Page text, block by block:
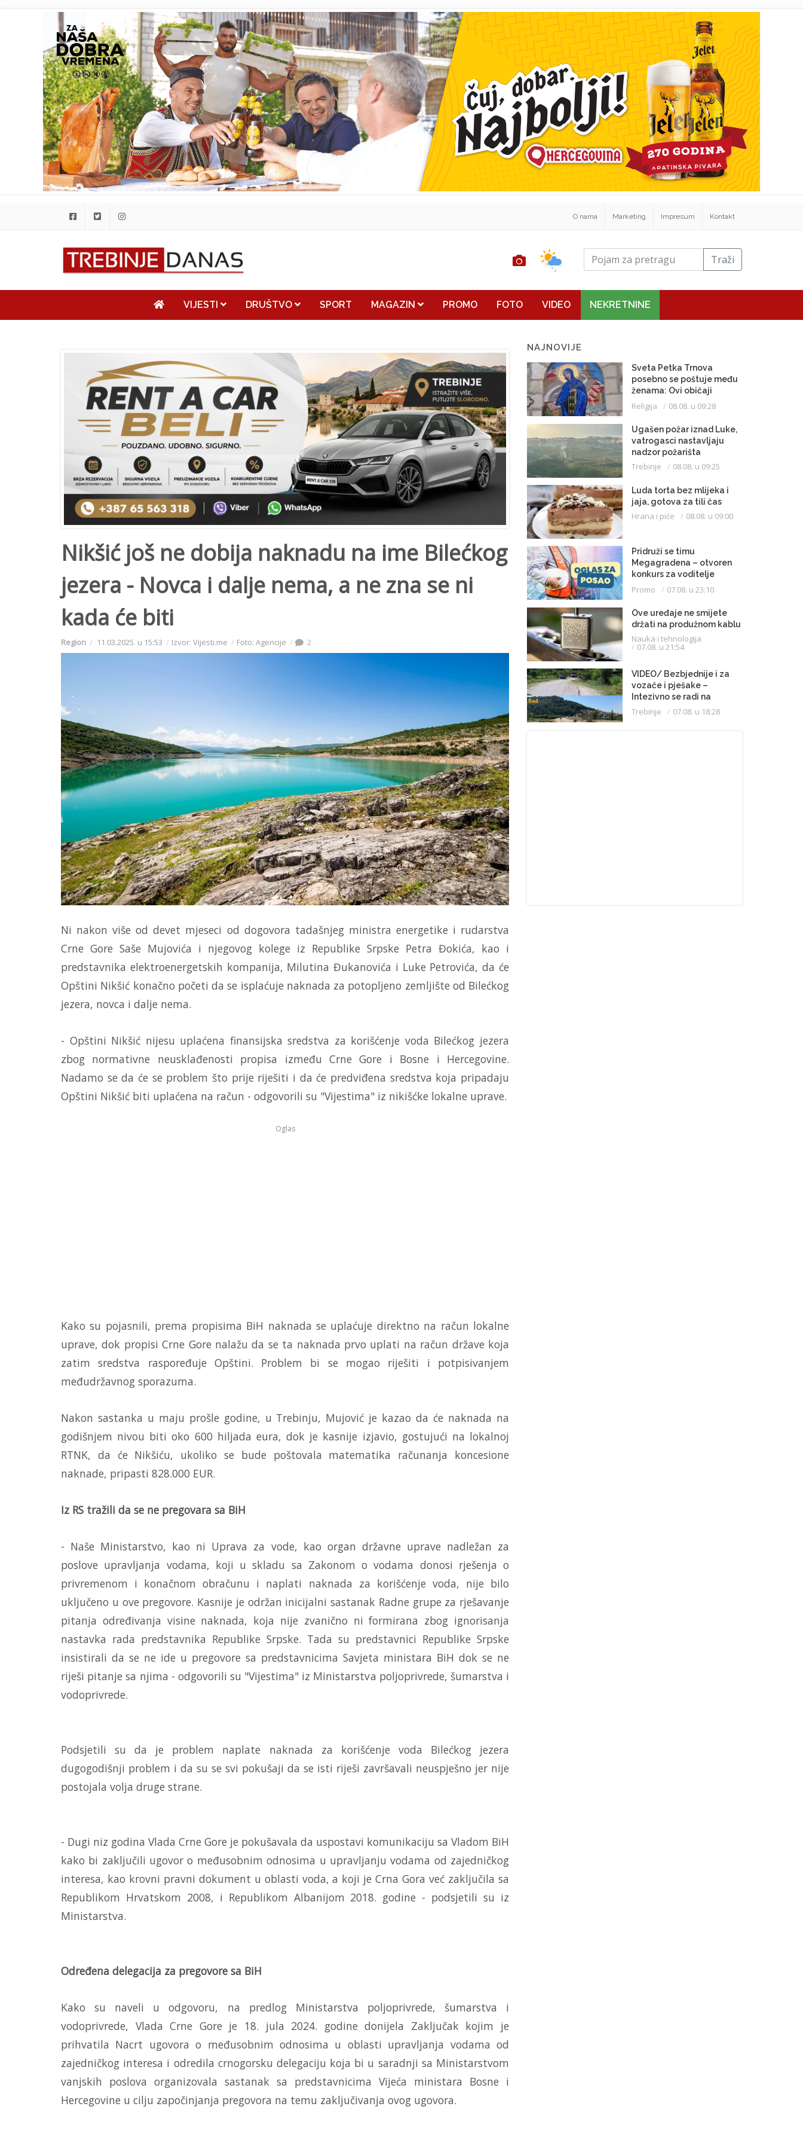
O nama Marketing Impresum Kontakt
Traži
VIJESTI DRUŠTVO SPORT MAGAZIN PROMO FOTO VIDEO NEKRETNINE
Nikšić još ne dobija naknadu na ime Bilećkog
jezera - Novca i dalje nema, a ne zna se ni
kada će biti
Region 11.03.2025. u 15:53 Izvor: Vijesti.me Foto: Agencije 2
Ni nakon više od devet mjeseci od dogovora tadašnjeg ministra energetike i rudarstva
Crne Gore Saše Mujovića i njegovog kolege iz Republike Srpske Petra Đokića, kao i
predstavnika elektroenergetskih kompanija, Milutina Đukanovića i Luke Petrovića, da će
Opštini Nikšić konačno početi da se isplaćuje naknada za potopljeno zemljište od Bilećkog
jezera, novca i dalje nema.
- Opštini Nikšić nijesu uplaćena finansijska sredstva za korišćenje voda Bilećkog jezera
zbog normativne neusklađenosti propisa između Crne Gore i Bosne i Hercegovine.
Nadamo se da će se problem što prije riješiti i da će predviđena sredstva koja pripadaju
Opštini Nikšić biti uplaćena na račun - odgovorili su "Vijestima" iz nikišćke lokalne uprave.
Oglas
Kako su pojasnili, prema propisima BiH naknada se uplaćuje direktno na račun lokalne
uprave, dok propisi Crne Gore nalažu da se ta naknada prvo uplati na račun države koja
zatim sredstva raspoređuje Opštini. Problem bi se mogao riješiti i potpisivanjem
međudržavnog sporazuma.
Nakon sastanka u maju prošle godine, u Trebinju, Mujović je kazao da će naknada na
godišnjem nivou biti oko 600 hiljada eura, dok je kasnije izjavio, gostujući na lokalnoj
RTNK, da će Nikšiću, ukoliko se bude poštovala matematika računanja koncesione
naknade, pripasti 828.000 EUR.
Iz RS tražili da se ne pregovara sa BiH
- Naše Ministarstvo, kao ni Uprava za vode, kao organ državne uprave nadležan za
poslove upravljanja vodama, koji u skladu sa Zakonom o vodama donosi rješenja o
privremenom i konačnom obračunu i naplati naknada za korišćenje voda, nije bilo
uključeno u ove pregovore. Kasnije je održan inicijalni sastanak Radne grupe za rješavanje
pitanja određivanja visine naknada, koja nije zvanično ni formirana zbog ignorisanja
nastavka rada predstavnika Republike Srpske. Tada su predstavnici Republike Srpske
insistirali da se ne ide u pregovore sa predstavnicima Savjeta ministara BiH dok se ne
riješi pitanje sa njima - odgovorili su "Vijestima" iz Ministarstva poljoprivrede, šumarstva i
vodoprivrede.
Podsjetili su da je problem naplate naknada za korišćenje voda Bilećkog jezera
dugogodišnji problem i da su se svi pokušaji da se isti riješi završavali neuspješno jer nije
postojala volja druge strane.
- Dugi niz godina Vlada Crne Gore je pokušavala da uspostavi komunikaciju sa Vladom BiH
kako bi zaključili ugovor o međusobnim odnosima u upravljanju vodama od zajedničkog
interesa, kao krovni pravni dokument u oblasti voda, a koji je Crna Gora već zaključila sa
Republikom Hrvatskom 2008, i Republikom Albanijom 2018. godine - podsjetili su iz
Ministarstva.
Određena delegacija za pregovore sa BiH
Kako su naveli u odgovoru, na predlog Ministarstva poljoprivrede, šumarstva i
vodoprivrede, Vlada Crne Gore je 18. jula 2024. godine donijela Zaključak kojim je
prihvatila Nacrt ugovora o međusobnim odnosima u oblasti upravljanja vodama od
zajedničkog interesa i odredila crnogorsku delegaciju koja bi u saradnji sa Ministarstvom
vanjskih poslova organizovala sastanak sa predstavnicima Vijeća ministara Bosne i
Hercegovine u cilju započinjanja pregovora na temu zaključivanja ovog ugovora.
NAJNOVIJE
Sveta Petka Trnova
posebno se poštuje među
ženama: Ovi običaji
vijekovima se čuvaju
Religija 08.08. u 09:28
Ugašen požar iznad Luke,
vatrogasci nastavljaju
nadzor požarišta
Trebinje 08.08. u 09:25
Luda torta bez mlijeka i
jaja, gotova za tili čas
Hrana i piće 08.08. u 09:00
Pridruži se timu
Megagradena – otvoren
konkurs za voditelje
gradilišta
Promo 07.08. u 23:10
Ove uređaje ne smijete
držati na produžnom kablu
Nauka i tehnologija
07.08. u 21:54
VIDEO/ Bezbjednije i za
vozače i pješake –
Intezivno se radi na
proširenju saobraćajnice
Trebinje 07.08. u 18:28